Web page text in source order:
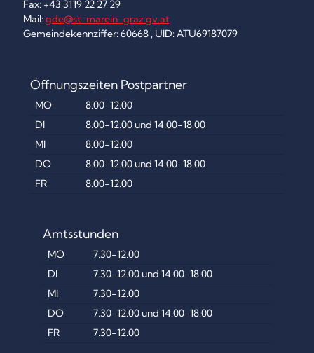
Fax: +43 3119 22 27 29
Mail:gde@st-marein-graz.gv.at
Gemeindekennziffer: 60668 , UID: ATU69187079
Öffnungszeiten Postpartner
MO
8.00-12.00
DI
8.00-12.00 und 14.00-18.00
MI
8.00-12.00
DO
8.00-12.00 und 14.00-18.00
FR
8.00-12.00
Amtsstunden
MO
7.30-12.00
DI
7.30-12.00 und 14.00-18.00
MI
7.30-12.00
DO
7.30-12.00 und 14.00-18.00
FR
7.30-12.00